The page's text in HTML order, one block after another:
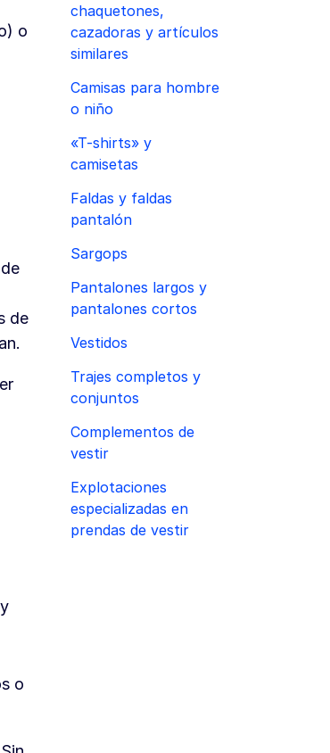
chaquetones,
cazadoras y artículos
similares
Camisas para hombre
o niño
«T-shirts» y
camisetas
Faldas y faldas
pantalón
Sargops
Pantalones largos y
pantalones cortos
Vestidos
Trajes completos y
conjuntos
Complementos de
vestir
Explotaciones
especializadas en
prendas de vestir
o
de
o